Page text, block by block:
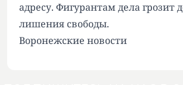
адресу. Фигурантам дела грозит
лишения свободы.
Воронежские новости